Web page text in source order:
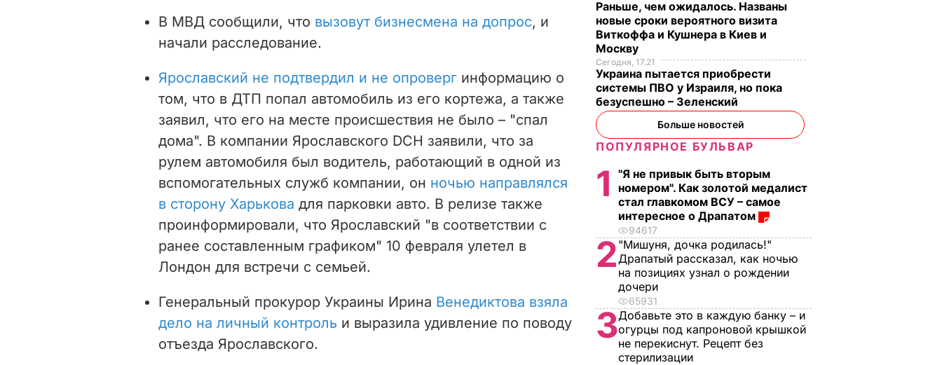
В МВД сообщили, что вызовут бизнесмена на допрос, и
начали расследование.
Ярославский не подтвердил и не опроверг информацию о
том, что в ДТП попал автомобиль из его кортежа, а также
заявил, что его на месте происшествия не было – "спал
дома". В компании Ярославского DCH заявили, что за
рулем автомобиля был водитель, работающий в одной из
вспомогательных служб компании, он ночью направлялся
в сторону Харькова для парковки авто. В релизе также
проинформировали, что Ярославский "в соответствии с
ранее составленным графиком" 10 февраля улетел в
Лондон для встречи с семьей.
Генеральный прокурор Украины Ирина Венедиктова взяла
дело на личный контроль и выразила удивление по поводу
отъезда Ярославского.
Раньше, чем ожидалось. Названы
новые сроки вероятного визита
Виткоффа и Кушнера в Киев и
Москву
Сегодня, 17.21
Украина пытается приобрести
системы ПВО у Израиля, но пока
безуспешно – Зеленский
Больше новостей
ПОПУЛЯРНОЕ БУЛЬВАР
1
"Я не привык быть вторым
номером". Как золотой медалист
стал главкомом ВСУ – самое
интересное о Драпатом
94617
2 "Мишуня, дочка родилась!"
Драпатый рассказал, как ночью
на позициях узнал о рождении
дочери
65931
3Добавьте это в каждую банку – и
огурцы под капроновой крышкой
не перекиснут. Рецепт без
стерилизации